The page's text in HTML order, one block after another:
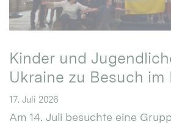
Kinder und
Ukraine zu Besuch im
17. Juli 2026
Am 14. Juli besuchte eine